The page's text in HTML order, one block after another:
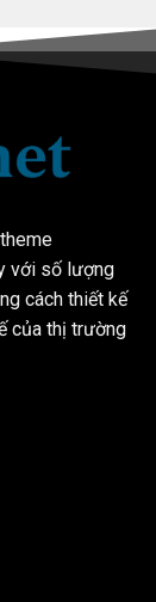
với số lượng
cách thiết kế
của thị trường